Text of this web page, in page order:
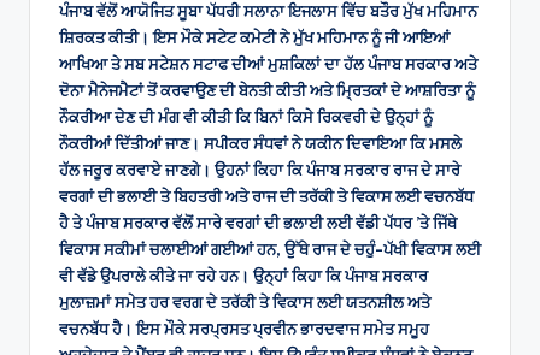
ਪੰਜਾਬ ਵੱਲੋਂ ਆਯੋਜਿਤ ਸੂਬਾ ਪੱਧਰੀ ਸਲਾਨਾ ਇਜਲਾਸ ਵਿੱਚ ਬਤੌਰ ਮੁੱਖ ਮਹਿਮਾਨ
ਸ਼ਿਰਕਤ ਕੀਤੀ। ਇਸ ਮੌਕੇ ਸਟੇਟ ਕਮੇਟੀ ਨੇ ਮੁੱਖ ਮਹਿਮਾਨ ਨੂੰ ਜੀ ਆਇਆਂ
ਆਖਿਆ ਤੇ ਸਬ ਸਟੇਸ਼ਨ ਸਟਾਫ ਦੀਆਂ ਮੁਸ਼ਕਿਲਾਂ ਦਾ ਹੱਲ ਪੰਜਾਬ ਸਰਕਾਰ ਅਤੇ
ਦੋਨਾ ਮੈਨੇਜਮੈਟਾਂ ਤੋਂ ਕਰਵਾਉਣ ਦੀ ਬੇਨਤੀ ਕੀਤੀ ਅਤੇ ਮ੍ਰਿਤਕਾਂ ਦੇ ਆਸ਼ਰਿਤਾ ਨੂੰ
ਨੌਕਰੀਆ ਦੇਣ ਦੀ ਮੰਗ ਵੀ ਕੀਤੀ ਕਿ ਬਿਨਾਂ ਕਿਸੇ ਰਿਕਵਰੀ ਦੇ ਉਨ੍ਹਾਂ ਨੂੰ
ਨੌਕਰੀਆਂ ਦਿੱਤੀਆਂ ਜਾਣ। ਸਪੀਕਰ ਸੰਧਵਾਂ ਨੇ ਯਕੀਨ ਦਿਵਾਇਆ ਕਿ ਮਸਲੇ
ਹੱਲ ਜਰੂਰ ਕਰਵਾਏ ਜਾਣਗੇ। ਉਹਨਾਂ ਕਿਹਾ ਕਿ ਪੰਜਾਬ ਸਰਕਾਰ ਰਾਜ ਦੇ ਸਾਰੇ
ਵਰਗਾਂ ਦੀ ਭਲਾਈ ਤੇ ਬਿਹਤਰੀ ਅਤੇ ਰਾਜ ਦੀ ਤਰੱਕੀ ਤੇ ਵਿਕਾਸ ਲਈ ਵਚਨਬੱਧ
ਹੈ ਤੇ ਪੰਜਾਬ ਸਰਕਾਰ ਵੱਲੋਂ ਸਾਰੇ ਵਰਗਾਂ ਦੀ ਭਲਾਈ ਲਈ ਵੱਡੀ ਪੱਧਰ ’ਤੇ ਜਿੱਥੇ
ਵਿਕਾਸ ਸਕੀਮਾਂ ਚਲਾਈਆਂ ਗਈਆਂ ਹਨ, ਉੱਥੇ ਰਾਜ ਦੇ ਚਹੁੰ-ਪੱਖੀ ਵਿਕਾਸ ਲਈ
ਵੀ ਵੱਡੇ ਉਪਰਾਲੇ ਕੀਤੇ ਜਾ ਰਹੇ ਹਨ। ਉਨ੍ਹਾਂ ਕਿਹਾ ਕਿ ਪੰਜਾਬ ਸਰਕਾਰ
ਮੁਲਾਜ਼ਮਾਂ ਸਮੇਤ ਹਰ ਵਰਗ ਦੇ ਤਰੱਕੀ ਤੇ ਵਿਕਾਸ ਲਈ ਯਤਨਸ਼ੀਲ ਅਤੇ
ਵਚਨਬੱਧ ਹੈ। ਇਸ ਮੌਕੇ ਸਰਪ੍ਰਸਤ ਪ੍ਰਵੀਨ ਭਾਰਦਵਾਜ ਸਮੇਤ ਸਮੂਹ